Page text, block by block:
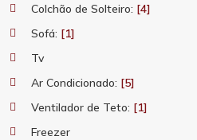
Colchão de Solteiro: [4]
Sofá: [1]
Tv
Ar Condicionado: [5]
Ventilador de Teto: [1]
Freezer